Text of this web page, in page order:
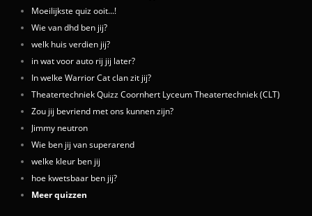
Moeilijkste quiz ooit...!
Wie van dhd ben jij?
welk huis verdien jij?
in wat voor auto rij jij later?
In welke Warrior Cat clan zit jij?
Theatertechniek Quizz Coornhert Lyceum Theatertechniek (CLT)
Zou jij bevriend met ons kunnen zijn?
Jimmy neutron
Wie ben jij van superarend
welke kleur ben jij
hoe kwetsbaar ben jij?
Meer quizzen